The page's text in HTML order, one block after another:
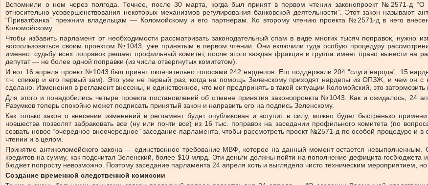
Вспомнили о нем через полгода. Точнее, после 30 марта, когда был принят в первом чтении законопроект №2571-д “О
относительно усовершенствования некоторых механизмов регулирования банковской деятельности”. Этот закон
“Приватбанка” прежним владельцам — Коломойскому и его партнерам. Ко второму чтению проекта №2571-д в него
Коломойскому.
Чтобы избавить парламент от необходимости рассматривать законодательный спам в виде многих тысяч поправок, нужно
воспользоваться своим проектом №1043, уже принятым в первом чтении. Они включили туда особую процедуру
именно: судьбу всех поправок решает профильный комитет, после этого каждая фракция и группа имеет право вынести на
депутат — не более одной поправки (из числа отвергнутых комитетом).
И вот 16 апреля проект №1043 был принят окончательно голосами 242 нардепов. Его поддержали 204 “слуги народа”, 15
т.ч. спикер и его первый зам). Это уже не первый раз, когда на помощь Зеленскому приходят нардепы из ОПЗЖ, и чем он с
сделано. Изменения в регламент внесены, и единственное, что мог предпринять в такой ситуации Коломойский, это затормозить
Для этого и понадобились четыре проекта постановлений об отмене принятия законопроекта №1043. Как и ожидалось, 24
Разумков теперь спокойно может подписать принятый закон и направить его на подпись Зеленскому.
Как только закон о внесении изменений в регламент будет опубликован и вступит в силу, можно будет быстренько
новшества позволят забраковать все (ну или почти все) из 16 тыс. поправок на заседании профильного комитета (по
созвать новое “очередное внеочередное” заседание парламента, чтобы рассмотреть проект №2571-д по особой процедуре и в
чтении и в целом.
Принятие антиколомойского закона — единственное требование МВФ, которое на данный момент остается невыполненным.
кредитов на сумму, как подсчитал Зеленский, более $10 млрд. Эти деньги должны пойти на пополнение дефицита госбюджета
бюджет попросту невозможно. Поэтому заседание парламента 24 апреля хоть и выглядело чисто техническим мероприятием,
Создание временной следственной комиссии